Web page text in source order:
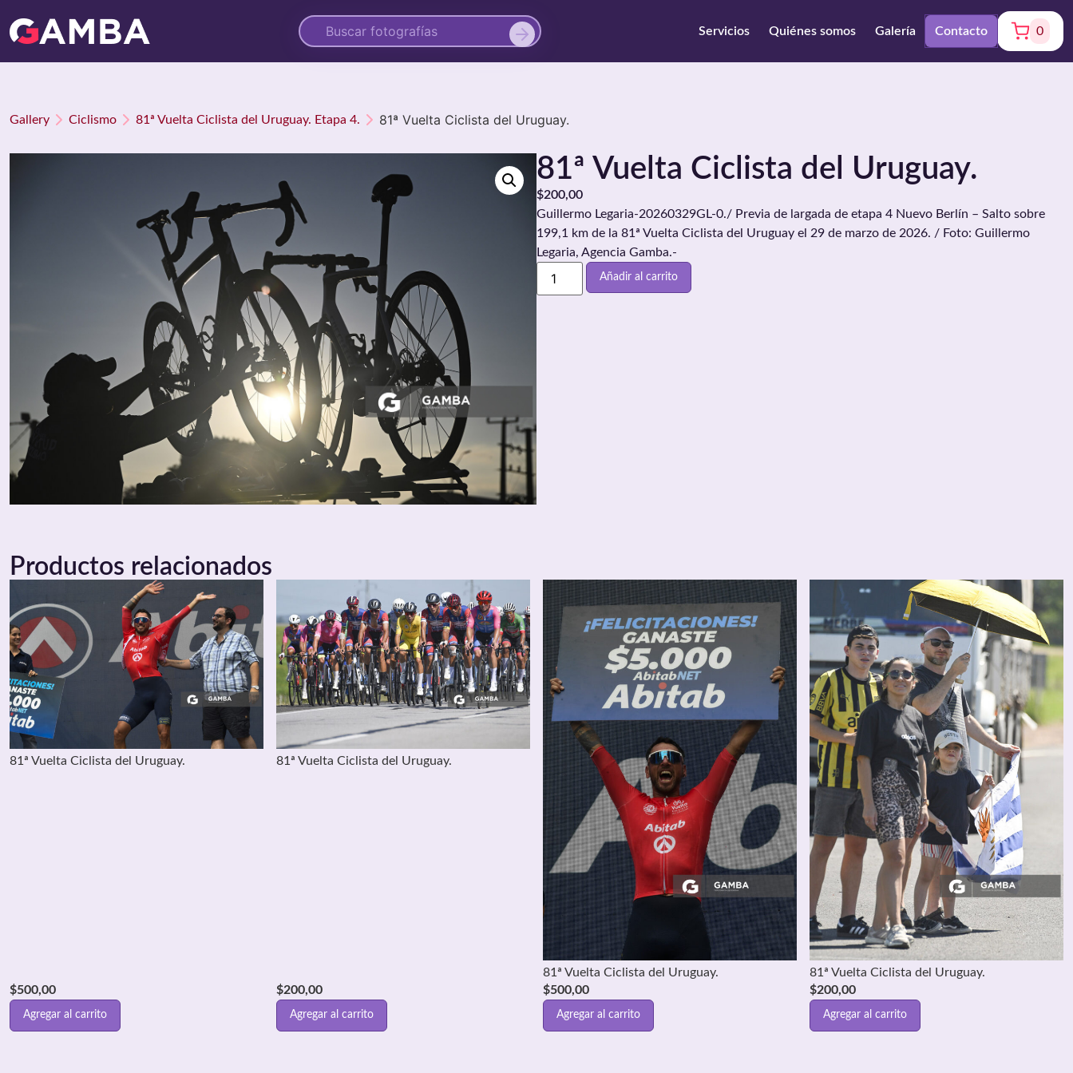
Servicios Quiénes somos Galería Contacto 0
Gallery Ciclismo 81ª Vuelta Ciclista del Uruguay. Etapa 4. 81ª Vuelta Ciclista del Uruguay.
81ª Vuelta Ciclista del Uruguay.
$200,00
Guillermo Legaria-20260329GL-0./ Previa de largada de etapa 4 Nuevo Berlín – Salto sobre
199,1 km de la 81ª Vuelta Ciclista del Uruguay el 29 de marzo de 2026. / Foto: Guillermo
Legaria, Agencia Gamba.-
Añadir al carrito
Productos relacionados
81ª Vuelta Ciclista del Uruguay.
$500,00
Agregar al carrito
81ª Vuelta Ciclista del Uruguay.
$200,00
Agregar al carrito
81ª Vuelta Ciclista del Uruguay.
$500,00
Agregar al carrito
81ª Vuelta Ciclista del Uruguay.
$200,00
Agregar al carrito